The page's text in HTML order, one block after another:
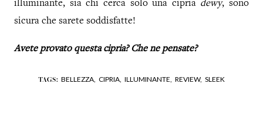
illuminante, sia chi cerca solo una cipria dewy, sono
sicura che sarete soddisfatte!
Avete provato questa cipria? Che ne pensate?
TAGS: BELLEZZA, CIPRIA, ILLUMINANTE, REVIEW, SLEEK